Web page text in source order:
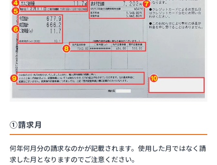
①請求月
何年何月分の請求なのかが記載されます。使用した月ではなく請
求した月となりますのでご注意ください。